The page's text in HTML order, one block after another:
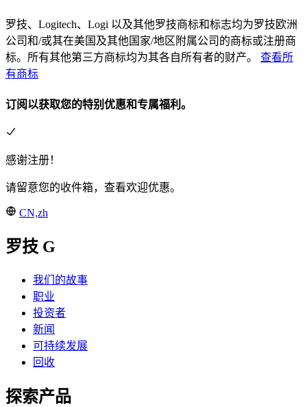
罗技、Logitech、Logi 以及其他罗技商标和标志均为罗技欧洲
公司和/或其在美国及其他国家/地区附属公司的商标或注册商
标。所有其他第三方商标均为其各自所有者的财产。 查看所
有商标
订阅以获取您的特别优惠和专属福利。
感谢注册！
请留意您的收件箱，查看欢迎优惠。
CN,zh
罗技 G
我们的故事
职业
投资者
新闻
可持续发展
回收
探索产品